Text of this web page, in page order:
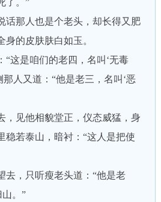
了。”
那人也是个老头，却长得又肥
身的皮肤肤白如玉。
是咱们的老四，名叫‘无毒
那人又道：“他是老三，名叫‘恶
见他相貌堂正，仪态威猛，身
稳若泰山，暗衬：“这人是把使
，只听瘦老头道：“他是老
山。”